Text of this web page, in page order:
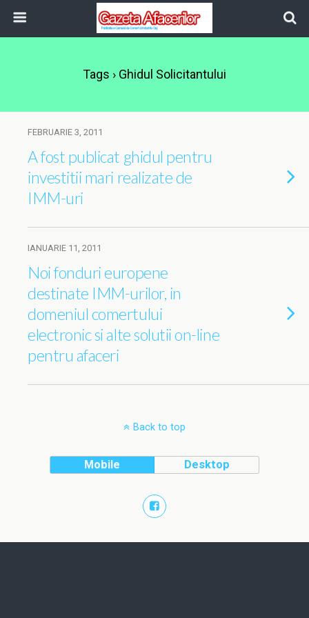
Tags › Ghidul Solicitantului
FEBRUARIE 3, 2011
A fost publicat ghidul pentru
investitii mari realizate de
IMM-uri
IANUARIE 11, 2011
Noi fonduri europene
destinate IMM-urilor, in
domeniul comertului
electronic si alte solutii on-line
pentru afaceri
Back to top
Mobile Desktop